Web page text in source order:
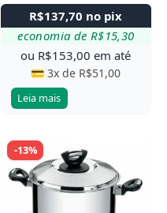
R$137,70 no pix
economia de R$15,30
ou R$153,00 em até
💳 3x de R$51,00
Leia mais
-13%